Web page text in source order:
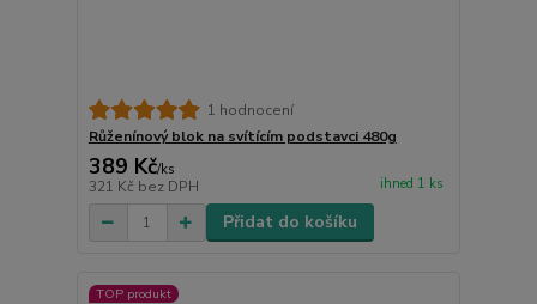
1 hodnocení
Růženínový blok na svítícím podstavci 480g
389 Kč/ks
321 Kč bez DPH ihned 1 ks
Přidat do košíku
TOP produkt